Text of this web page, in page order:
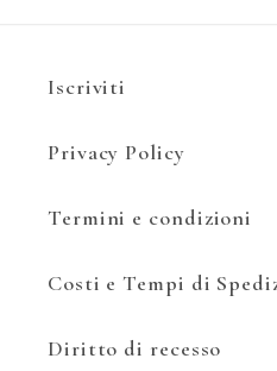
Iscriviti
Privacy Policy
Termini e condizioni
Costi e Tempi di
Diritto di recesso